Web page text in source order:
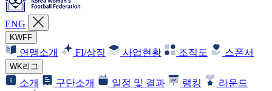
ENG
KWFF
연맹소개 FI/상징 사업현황 조직도 스폰서
WK리그
소개 구단소개 일정 및 결과 랭킹
라운드